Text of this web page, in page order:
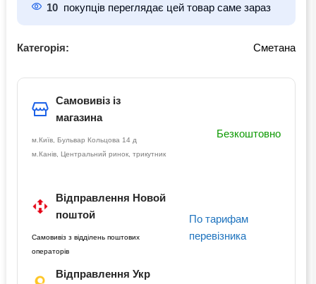
10 покупців переглядає цей товар саме зараз
Категорія: Сметана
Самовивіз із
магазина
м.Київ, Бульвар Кольцова 14 д
м.Канів, Центральний ринок, трикутник
Безкоштовно
Відправлення Новой
поштой
Самовивіз з відділень поштових
операторів
По тарифам
перевізника
Відправлення Укр